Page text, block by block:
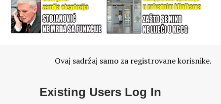
Ovaj sadržaj samo za registrovane korisnike.
Existing Users Log In